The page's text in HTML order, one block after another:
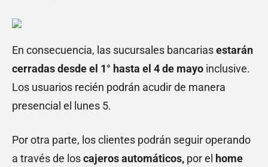
En consecuencia, las sucursales bancariasestarán
cerradas desde el 1° hasta el 4 de mayo inclusive.
Los usuarios recién podrán acudir de manera
presencial el lunes 5.
Por otra parte, los clientes podrán seguir operando
a través de loscajeros automáticos, por el home